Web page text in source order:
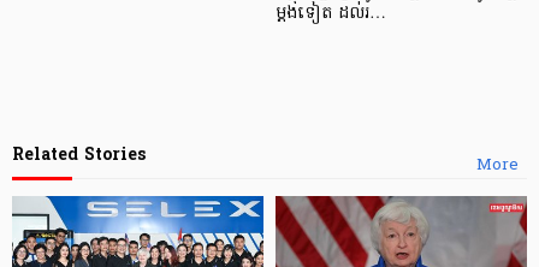
ម្តង​ទៀត ដល់​រ…
More
Related Stories